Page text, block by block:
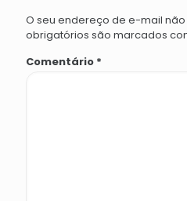
O seu endereço de e-mail
obrigatórios são marcados
Comentário *